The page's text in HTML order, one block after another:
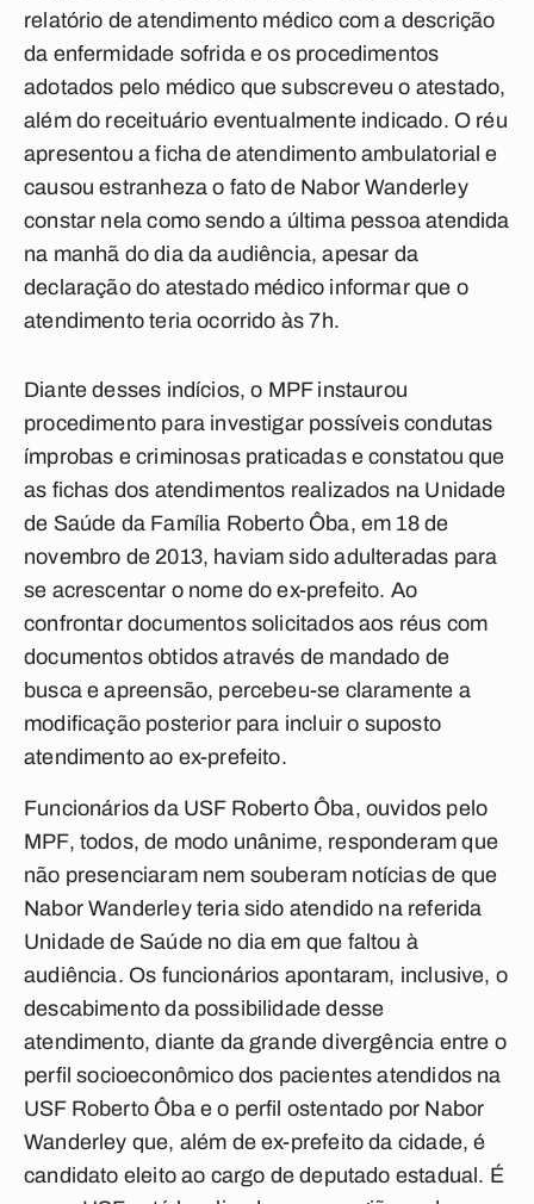
relatório de atendimento médico com a descrição
da enfermidade sofrida e os procedimentos
adotados pelo médico que subscreveu o atestado,
além do receituário eventualmente indicado. O réu
apresentou a ficha de atendimento ambulatorial e
causou estranheza o fato de Nabor Wanderley
constar nela como sendo a última pessoa atendida
na manhã do dia da audiência, apesar da
declaração do atestado médico informar que o
atendimento teria ocorrido às 7h.
Diante desses indícios, o MPF instaurou
procedimento para investigar possíveis condutas
ímprobas e criminosas praticadas e constatou que
as fichas dos atendimentos realizados na Unidade
de Saúde da Família Roberto Ôba, em 18 de
novembro de 2013, haviam sido adulteradas para
se acrescentar o nome do ex-prefeito. Ao
confrontar documentos solicitados aos réus com
documentos obtidos através de mandado de
busca e apreensão, percebeu-se claramente a
modificação posterior para incluir o suposto
atendimento ao ex-prefeito.
Funcionários da USF Roberto Ôba, ouvidos pelo
MPF, todos, de modo unânime, responderam que
não presenciaram nem souberam notícias de que
Nabor Wanderley teria sido atendido na referida
Unidade de Saúde no dia em que faltou à
audiência. Os funcionários apontaram, inclusive, o
descabimento da possibilidade desse
atendimento, diante da grande divergência entre o
perfil socioeconômico dos pacientes atendidos na
USF Roberto Ôba e o perfil ostentado por Nabor
Wanderley que, além de ex-prefeito da cidade, é
candidato eleito ao cargo de deputado estadual. É